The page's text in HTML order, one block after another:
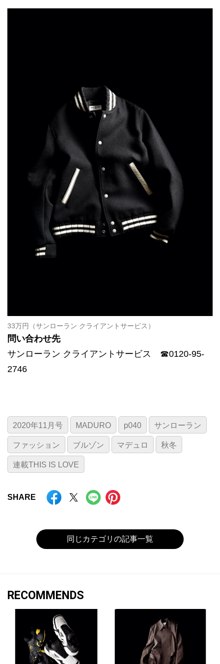
33万円（サンローラン クライアントサービス）
問い合わせ先
サンローラン クライアントサービス ☎0120-95-
2746
2020年11月号 MADURO p040 サンローラン
ファッション ブルゾン マデュロ 秋冬
連載THIS IS LOVE
SHARE
同じカテゴリの記事一覧
RECOMMENDS